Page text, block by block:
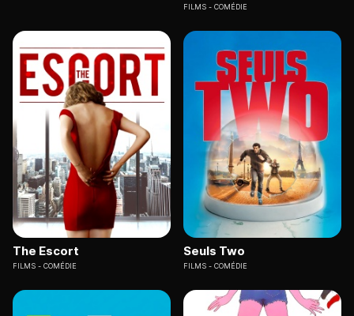
FILMS COMÉDIE
The Escort
FILMS COMÉDIE
Seuls Two
FILMS COMÉDIE